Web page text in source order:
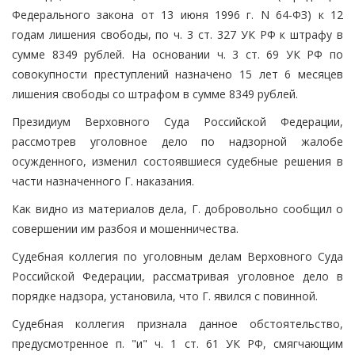
Федерального закона от 13 июня 1996 г. N 64-ФЗ) к 12
годам лишения свободы, по ч. 3 ст. 327 УК РФ к штрафу в
сумме 8349 рублей. На основании ч. 3 ст. 69 УК РФ по
совокупности преступлений назначено 15 лет 6 месяцев
лишения свободы со штрафом в сумме 8349 рублей.
Президиум Верховного Суда Российской Федерации,
рассмотрев уголовное дело по надзорной жалобе
осужденного, изменил состоявшиеся судебные решения в
части назначенного Г. наказания.
Как видно из материалов дела, Г. добровольно сообщил о
совершении им разбоя и мошенничества.
Судебная коллегия по уголовным делам Верховного Суда
Российской Федерации, рассматривая уголовное дело в
порядке надзора, установила, что Г. явился с повинной.
Судебная коллегия признала данное обстоятельство,
предусмотренное п. "и" ч. 1 ст. 61 УК РФ, смягчающим